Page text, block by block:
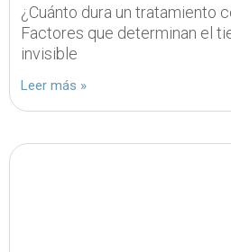
¿Cuánto dura un tratamiento
Factores que determinan el
invisible
Leer más »